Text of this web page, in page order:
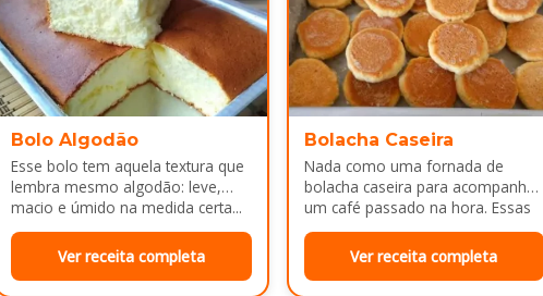
Bolo Algodão
Esse bolo tem aquela textura que
lembra mesmo algodão: leve,
macio e úmido na medida certa...
Ver receita completa
Bolacha Caseira
Nada como uma fornada de
bolacha caseira para acompanhar
um café passado na hora. Essas
bolachinhas ficam levemente
douradas por…
Ver receita completa